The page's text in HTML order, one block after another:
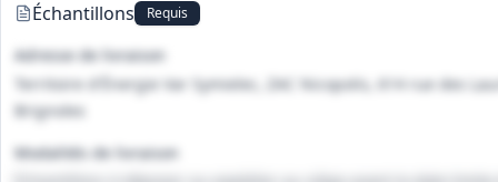
Échantillons Requis
Adresse de livraison
Territoire d'Énergie Var Symielec, ZAC Nicopolis, 614 rue des
Brignoles
Modalités de livraison